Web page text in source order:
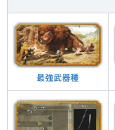
最強武器種